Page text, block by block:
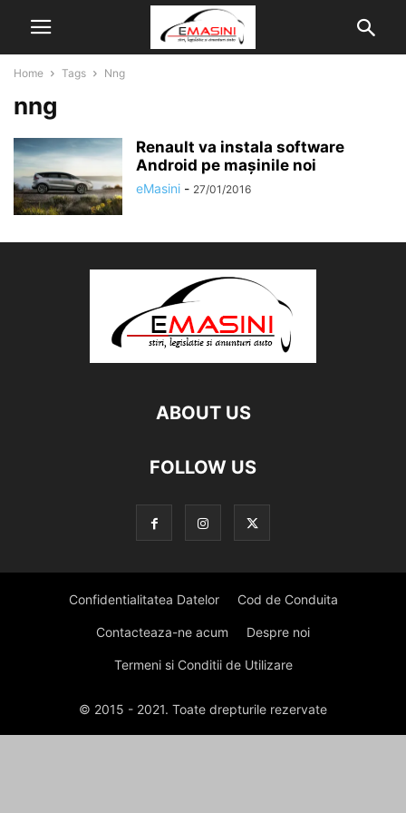
Home Tags Nng
nng
Renault va instala software
Android pe mașinile noi
eMasini - 27/01/2016
ABOUT US
FOLLOW US
Confidentialitatea Datelor Cod de Conduita
Contacteaza-ne acum Despre noi
Termeni si Conditii de Utilizare
© 2015 - 2021. Toate drepturile rezervate